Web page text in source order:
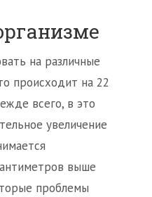
на различные
происходит на 22
всего, в это
увеличение
выше
проблемы